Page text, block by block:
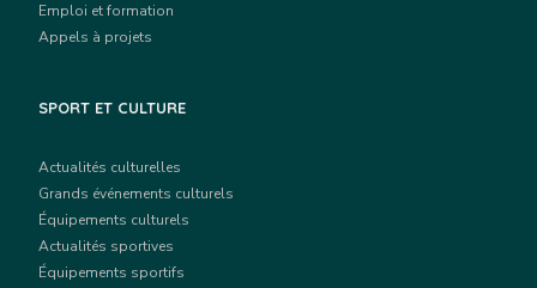
Emploi et formation
Appels à projets
SPORT ET CULTURE
Actualités culturelles
Grands événements culturels
Équipements culturels
Actualités sportives
Équipements sportifs